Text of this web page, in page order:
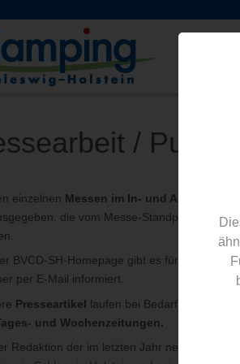
/ Public
einzelnen Messen im In- und Ausland
die vom Messe-Standpersonal auf
BVCD-SH-Homepage gibt es für die
per E-Mail informiert.
Presseartikel laufen bei Bedarf über den
und Wochenzeitungen.
Redaktion der im letzten Jahr neu